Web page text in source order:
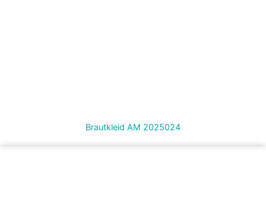
Brautkleid AM 2025024